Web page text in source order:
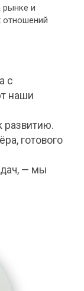
рынке и
отношений
с
наши
развитию.
готового
— мы